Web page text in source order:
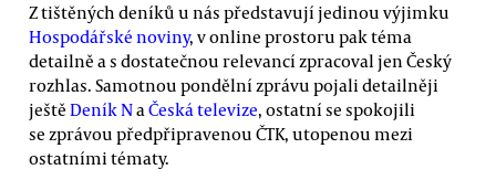
Z tištěných deníků u nás představují jedinou výjimku
Hospodářské noviny, v online prostoru pak téma
detailně a s dostatečnou relevancí zpracoval jen Český
rozhlas. Samotnou pondělní zprávu pojali detailněji
ještě Deník NaČeská televize, ostatní se spokojili
se zprávou předpřipravenou ČTK, utopenou mezi
ostatními tématy.